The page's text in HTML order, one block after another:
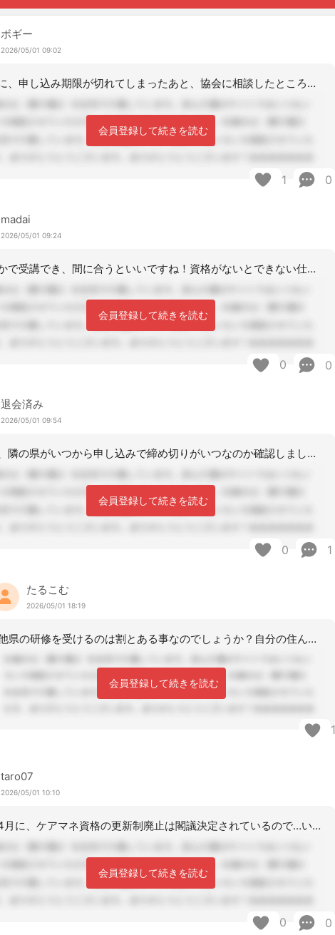
ボギー
2026/05/01 09:02
過去に、申し込み期限が切れてしまったあと、協会に相談したところ、受けさせてもらっ
会員登録して続きを読む
1 0
madai
2026/05/01 09:24
どこかで受講でき、間に合うといいですね！資格がないとできない仕事だしね。
会員登録して続きを読む
0 0
退会済み
2026/05/01 09:54
まず、隣の県がいつから申し込みで締め切りがいつなのか確認しましょう。確認したら、
会員登録して続きを読む
0 1
たるこむ
2026/05/01 18:19
他県の研修を受けるのは割とある事なのでしょうか？自分の住んでいる県の協会に相談し
会員登録して続きを読む
1
taro07
2026/05/01 10:10
この4月に、ケアマネ資格の更新制廃止は閣議決定されているので…いつまで更新研修す
会員登録して続きを読む
0 0